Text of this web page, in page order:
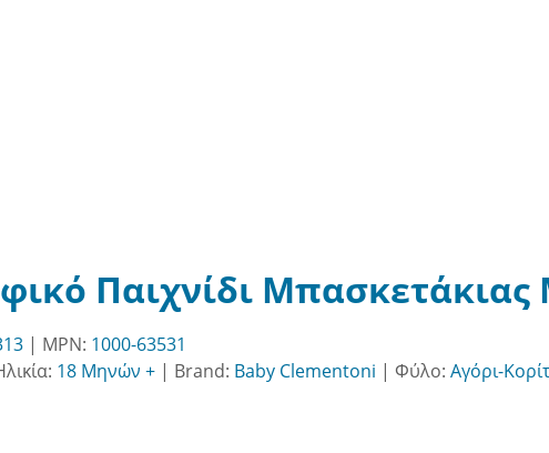
Παιχνίδι Μπασκετάκιας
| MPN: 1000-63531
18 Μηνών + | Brand: Baby Clementoni | Φύλο: Αγόρι-